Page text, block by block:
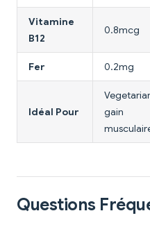
Vitamine
B12
0.8mcg
Fer 0.2mg
Idéal Pour
gain
Questions